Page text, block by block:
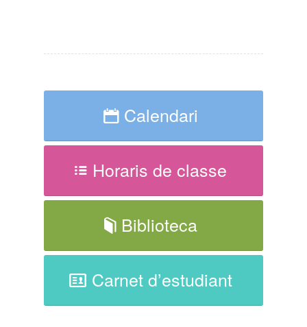
Calendari
Horaris de classe
Biblioteca
Carnet d’estudiant